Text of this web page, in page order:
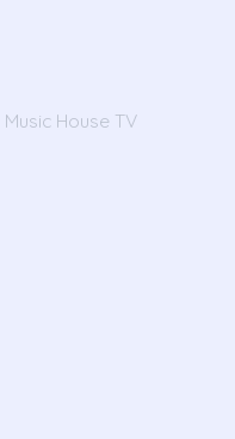
Music House TV